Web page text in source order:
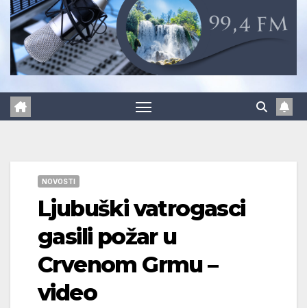
NOVOSTI
Ljubuški vatrogasci
gasili požar u
Crvenom Grmu –
video